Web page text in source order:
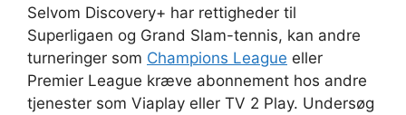
Selvom Discovery+ har rettigheder til
Superligaen og Grand Slam-tennis, kan andre
turneringer som Champions League eller
Premier League kræve abonnement hos andre
tjenester som Viaplay eller TV 2 Play. Undersøg